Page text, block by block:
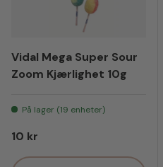
Vidal Mega Super Sour
Zoom Kjærlighet 10g
På lager (19 enheter)
Vanlig pris
10 kr